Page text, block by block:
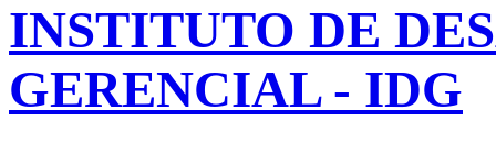
INSTITUTO DE
GERENCIAL - IDG